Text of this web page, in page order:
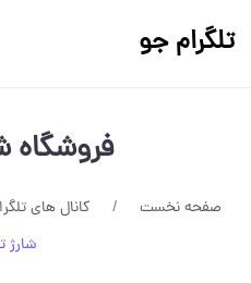
تلگرام جو
فروشگاه
صفحه نخست کانال های
شارژ